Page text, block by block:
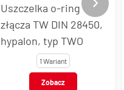
Uszczelka o-ring
złącza TW DIN 28450,
hypalon, typ TWO
1 Wariant
Zobacz